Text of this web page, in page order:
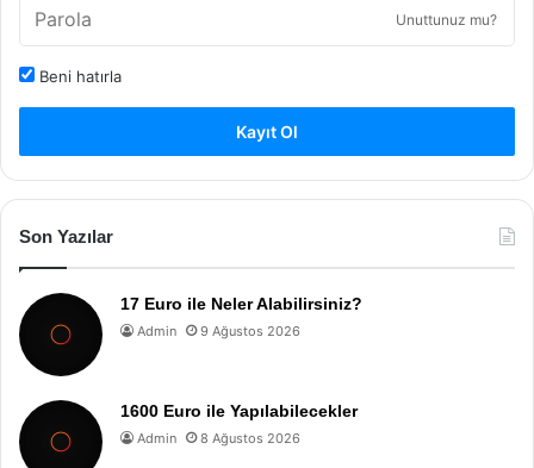
Unuttunuz mu?
Beni hatırla
Kayıt Ol
Son Yazılar
17 Euro ile Neler Alabilirsiniz?
Admin 9 Ağustos 2026
1600 Euro ile Yapılabilecekler
Admin 8 Ağustos 2026